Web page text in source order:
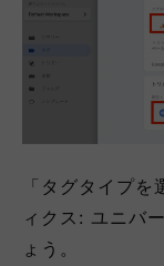
「タグタイプ
ィクス: ユニバ
ょう。